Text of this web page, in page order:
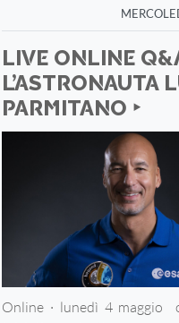
LIVE ONLINE
L’ASTRONAUTA
PARMITANO ‣
Online · lunedì 4 maggio